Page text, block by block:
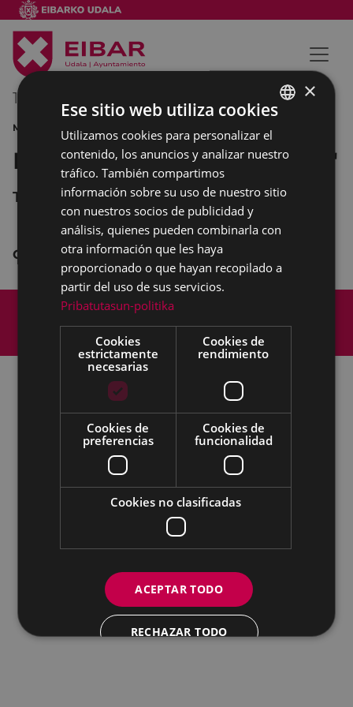
11/11/2012
MÚSICA CONCIERTO
Banda de txistularis "Usartza"
Teatro Coliseo
Concierto
Mapa del Sitio
Accesibilidad
Todas las redes sociales del Ayuntamiento
Eibarko Udala - Untzaga plaza, 1 | 20600 Eibar
Tfnoa.: 943 70 84 00 / 010 | Faxa: 943 70 84 16 |
IFZ: P2003100A | DIR3 L01200300
BASQUE
SPANISH
×
Ese sitio web utiliza cookies
Utilizamos cookies para personalizar el
contenido, los anuncios y analizar nuestro
tráfico. También compartimos
información sobre su uso de nuestro sitio
con nuestros socios de publicidad y
análisis, quienes pueden combinarla con
otra información que les haya
proporcionado o que hayan recopilado a
partir del uso de sus servicios.
Pribatutasun-politika
Cookies
estrictamente
necesarias
Cookies de
rendimiento
Cookies de
preferencias
Cookies de
funcionalidad
Cookies no clasificadas
ACEPTAR TODO
RECHAZAR TODO